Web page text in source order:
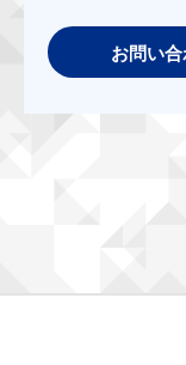
お問い